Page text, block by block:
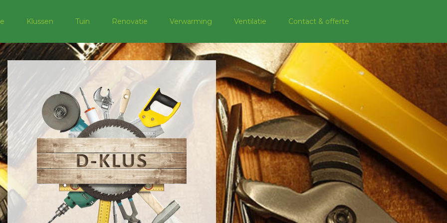
Klussen Tuin Renovatie Verwarming Ventilatie Contact & offerte